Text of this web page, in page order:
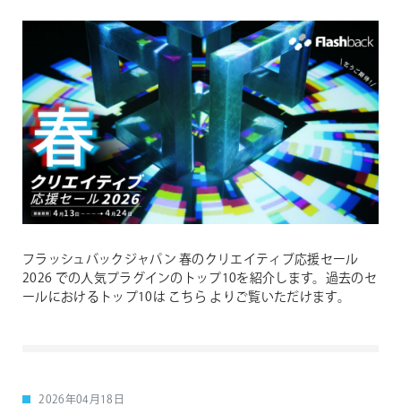
フラッシュバックジャパン 春のクリエイティブ応援セール
2026 での人気プラグインのトップ10を紹介します。過去のセ
ールにおけるトップ10は こちら よりご覧いただけます。
2026年04月18日